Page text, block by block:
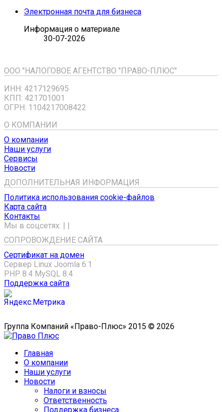
Электронная почта для бизнеса
Информация о материале
30-07-2026
ООО "НАЛОГОВОЕ АГЕНТСТВО "ПРАВО-ПЛЮС"
ИНН: 4217129695
КПП: 421701001
ОГРН: 1104217008422
О КОМПАНИИ
О компании
Наши услуги
Сервисы
Новости
ДОПОЛНИТЕЛЬНАЯ ИНФОРМАЦИЯ
Политика использования cookie-файлов
Карта сайта
Контакты
Мы в соцсетях:
СОПРОВОЖДЕНИЕ САЙТА
Сертификат на домен
Сервер Linux Joomla 6.1
PHP 8.4 MySQL 8.4
Поддержка сайта
Группа Компаний «Право-Плюс» 2015 © 2026
Главная
О компании
Наши услуги
Новости
Налоги и взносы
Ответственность
Поддержка бизнеса